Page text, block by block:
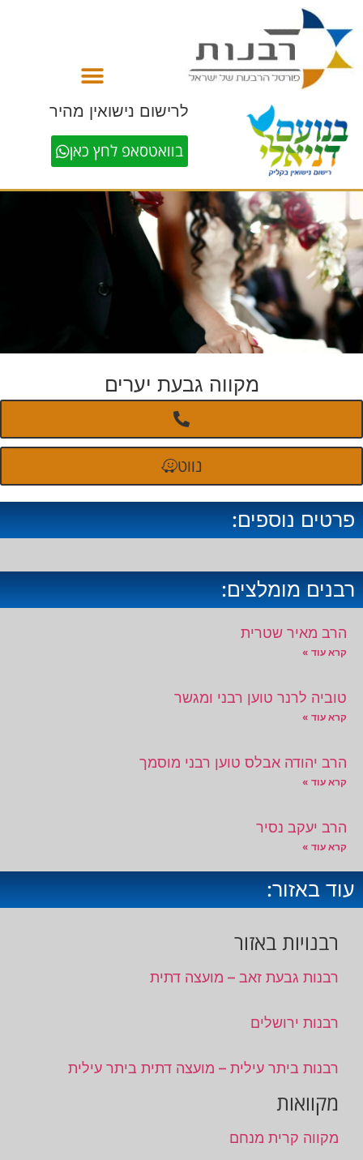
לרישום נישואין מהיר
בוואטסאפ לחץ כאן
מקווה גבעת יערים
נווט
פרטים נוספים:
רבנים מומלצים:
הרב מאיר שטרית
קרא עוד »
טוביה לרנר טוען רבני ומגשר
קרא עוד »
הרב יהודה אבלס טוען רבני מוסמך
קרא עוד »
הרב יעקב נסיר
קרא עוד »
עוד באזור:
רבנויות באזור
רבנות גבעת זאב – מועצה דתית
רבנות ירושלים
רבנות ביתר עילית – מועצה דתית ביתר עילית
מקוואות
מקווה קרית מנחם